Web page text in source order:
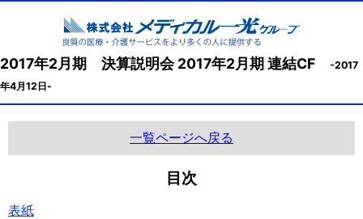
2017年2月期 決算説明会 2017年2月期 連結CF
-2017
年4月12日-
一覧ページへ戻る
目次
表紙